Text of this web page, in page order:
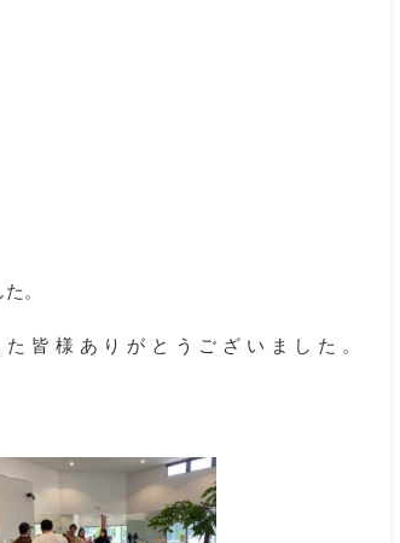
。
皆様ありがとうございました。